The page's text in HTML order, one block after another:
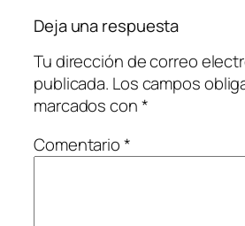
Deja una respuesta
Tu dirección de correo
publicada. Los campos
marcados con*
Comentario*